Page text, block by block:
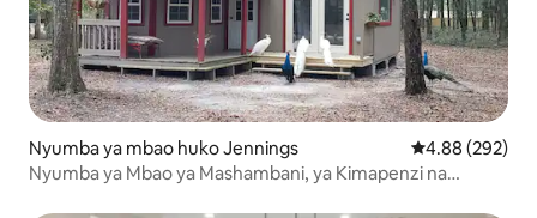
Nyumba ya mbao huko Jennings Ukadiriaji wa
4.88 (292)
Nyumba ya Mbao ya Mashambani, ya Kimapenzi na